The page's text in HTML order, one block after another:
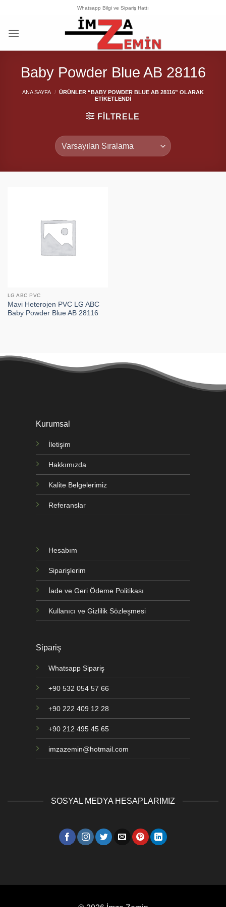
Whatsapp Bilgi ve Sipariş Hattı
Baby Powder Blue AB 28116
ANA SAYFA / ÜRÜNLER “BABY POWDER BLUE AB 28116” OLARAK
ETIKETLENDI
FILTRELE
LG ABC PVC
Mavi Heterojen PVC LG ABC
Baby Powder Blue AB 28116
Kurumsal
İletişim
Hakkımızda
Kalite Belgelerimiz
Referanslar
Hesabım
Siparişlerim
İade ve Geri Ödeme Politikası
Kullanıcı ve Gizlilik Sözleşmesi
Sipariş
Whatsapp Sipariş
+90 532 054 57 66
+90 222 409 12 28
+90 212 495 45 65
imzazemin@hotmail.com
SOSYAL MEDYA HESAPLARIMIZ